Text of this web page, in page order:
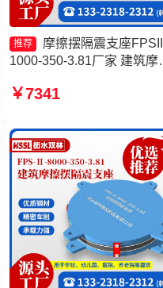
推荐
摩擦摆隔震支座
1000-350-3.81厂家 建筑摩
支座FPSII-9000-350-3.81
￥7341